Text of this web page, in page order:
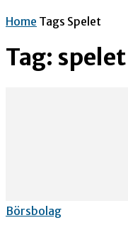
Home Tags Spelet
Tag: spelet
Börsbolag